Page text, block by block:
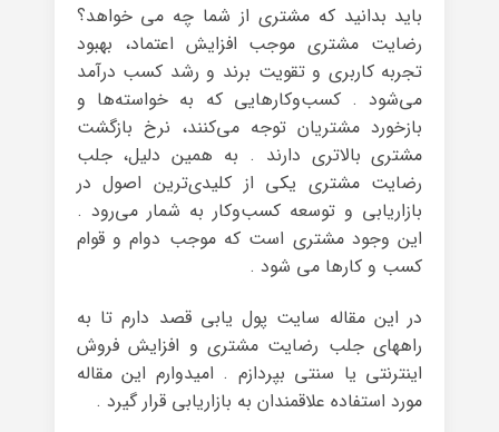
باید بدانید که مشتری از شما چه می خواهد؟
رضایت مشتری موجب افزایش اعتماد، بهبود
تجربه کاربری و تقویت برند و رشد کسب درآمد
می‌شود . کسب‌وکارهایی که به خواسته‌ها و
بازخورد مشتریان توجه می‌کنند، نرخ بازگشت
مشتری بالاتری دارند . به همین دلیل، جلب
رضایت مشتری یکی از کلیدی‌ترین اصول در
بازاریابی و توسعه کسب‌وکار به شمار می‌رود .
این وجود مشتری است که موجب دوام و قوام
کسب و کارها می شود .
در این مقاله سایت پول یابی قصد دارم تا به
راههای جلب رضایت مشتری و افزایش فروش
اینترنتی یا سنتی بپردازم . امیدوارم این مقاله
مورد استفاده علاقمندان به بازاریابی قرار گیرد .